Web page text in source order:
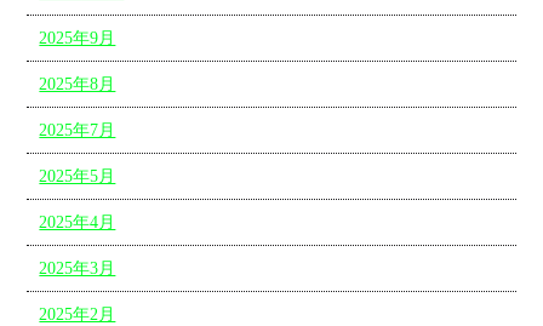
2025年9月
2025年8月
2025年7月
2025年5月
2025年4月
2025年3月
2025年2月